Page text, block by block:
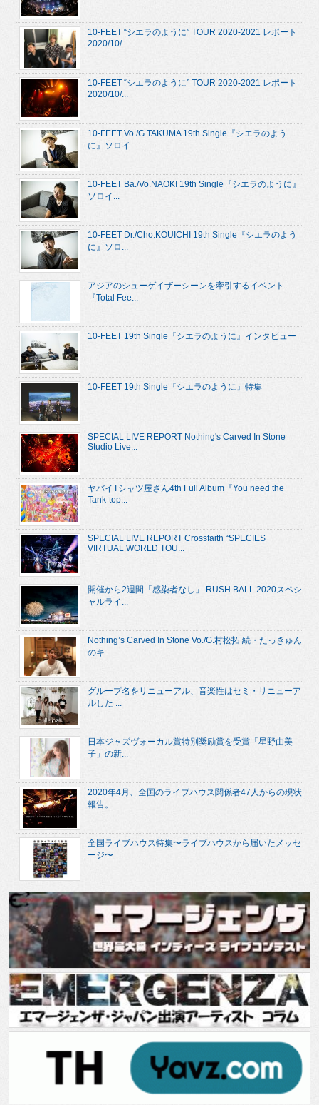
10-FEET “シエラのように” TOUR 2020-2021 レポート
2020/10/...
10-FEET “シエラのように” TOUR 2020-2021 レポート
2020/10/...
10-FEET Vo./G.TAKUMA 19th Single『シエラのよう
に』ソロイ...
10-FEET Ba./Vo.NAOKI 19th Single『シエラのように』
ソロイ...
10-FEET Dr./Cho.KOUICHI 19th Single『シエラのよう
に』ソロ...
アジアのシューゲイザーシーンを牽引するイベント
『Total Fee...
10-FEET 19th Single『シエラのように』インタビュー
10-FEET 19th Single『シエラのように』特集
SPECIAL LIVE REPORT Nothing's Carved In Stone
Studio Live...
ヤバイTシャツ屋さん4th Full Album『You need the
Tank-top...
SPECIAL LIVE REPORT Crossfaith “SPECIES
VIRTUAL WORLD TOU...
開催から2週間「感染者なし」 RUSH BALL 2020スペシ
ャルライ...
Nothing’s Carved In Stone Vo./G.村松拓 続・たっきゅん
のキ...
グループ名をリニューアル、音楽性はセミ・リニューア
ルした ...
日本ジャズヴォーカル賞特別奨励賞を受賞「星野由美
子」の新...
2020年4月、全国のライブハウス関係者47人からの現状
報告。
全国ライブハウス特集〜ライブハウスから届いたメッセ
ージ〜